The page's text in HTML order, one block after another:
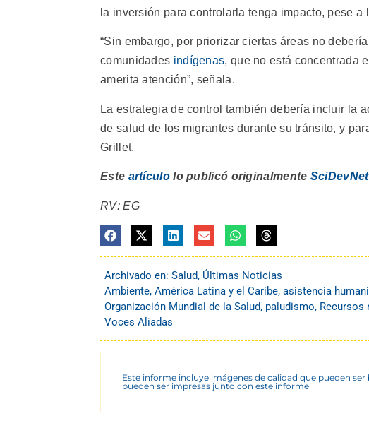
la inversión para controlarla tenga impacto, pese a
“Sin embargo, por priorizar ciertas áreas no
comunidades indígenas, que no está concentrada
amerita atención”, señala.
La estrategia de control también debería incluir la
de salud de los migrantes durante su tránsito, y
Grillet.
Este artículolo publicó originalmente
RV: EG
Archivado en: Salud, Últimas Noticias
Ambiente, América Latina y el Caribe, asistencia
Organización Mundial de la Salud, paludismo, Recursos
Voces Aliadas
Este informe incluye imágenes de calidad que pueden
pueden ser impresas junto con este informe